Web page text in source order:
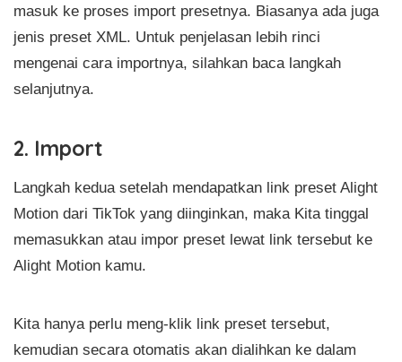
masuk ke proses import presetnya. Biasanya ada juga
jenis preset XML. Untuk penjelasan lebih rinci
mengenai cara importnya, silahkan baca langkah
selanjutnya.
2. Import
Langkah kedua setelah mendapatkan link preset Alight
Motion dari TikTok yang diinginkan, maka Kita tinggal
memasukkan atau impor preset lewat link tersebut ke
Alight Motion kamu.
Kita hanya perlu meng-klik link preset tersebut,
kemudian secara otomatis akan dialihkan ke dalam